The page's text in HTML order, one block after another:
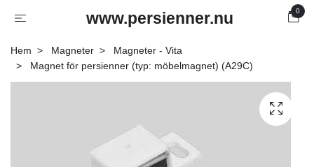
www.persienner.nu 0
Hem Magneter
Magneter - Vita
Magnet för persienner (typ: möbelmagnet) (A29C)